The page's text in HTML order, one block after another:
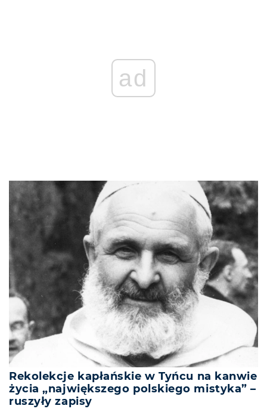
ad
Rekolekcje kapłańskie w Tyńcu na kanwie
życia „największego polskiego mistyka” –
ruszyły zapisy